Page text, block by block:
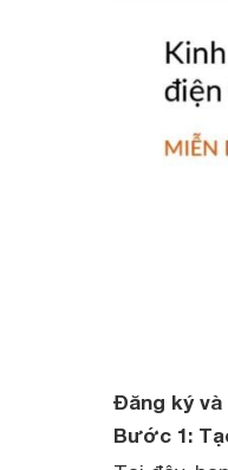
Đăng ký và
Bước 1: